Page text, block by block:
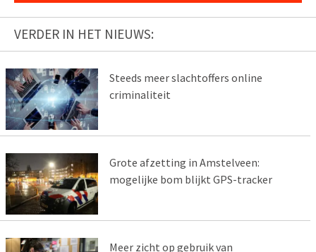
VERDER IN HET NIEUWS:
Steeds meer slachtoffers online
criminaliteit
Grote afzetting in Amstelveen:
mogelijke bom blijkt GPS-tracker
Meer zicht op gebruik van